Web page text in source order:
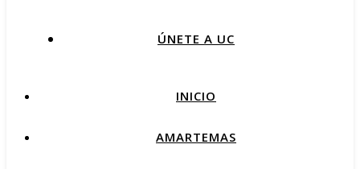
ÚNETE A UC
INICIO
AMARTEMAS